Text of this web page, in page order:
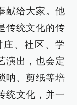
献给大家。他
传统文化的传
、社区、学
演出，也会定
呐、剪纸等培
统文化，并一